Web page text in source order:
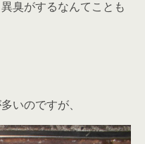
臭がするなんてことも
いのですが、